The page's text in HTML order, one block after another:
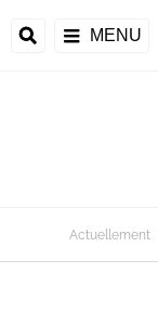
MENU
Actuellement